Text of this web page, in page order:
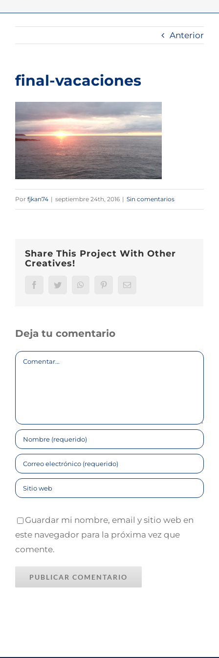
Anterior
final-vacaciones
Porfjkan74 | septiembre 24th, 2016 | Sin comentarios
Share This Project With Other
Creatives!
FacebookTwitter WhatsAppPinterestCorreo
Deja tu comentario
Comentar
Guardar mi nombre, email y sitio web en
este navegador para la próxima vez que
comente.
ENLACES LEGALES
Aviso Legal
CONTACTA CONMIGO
javier@javiercano.net